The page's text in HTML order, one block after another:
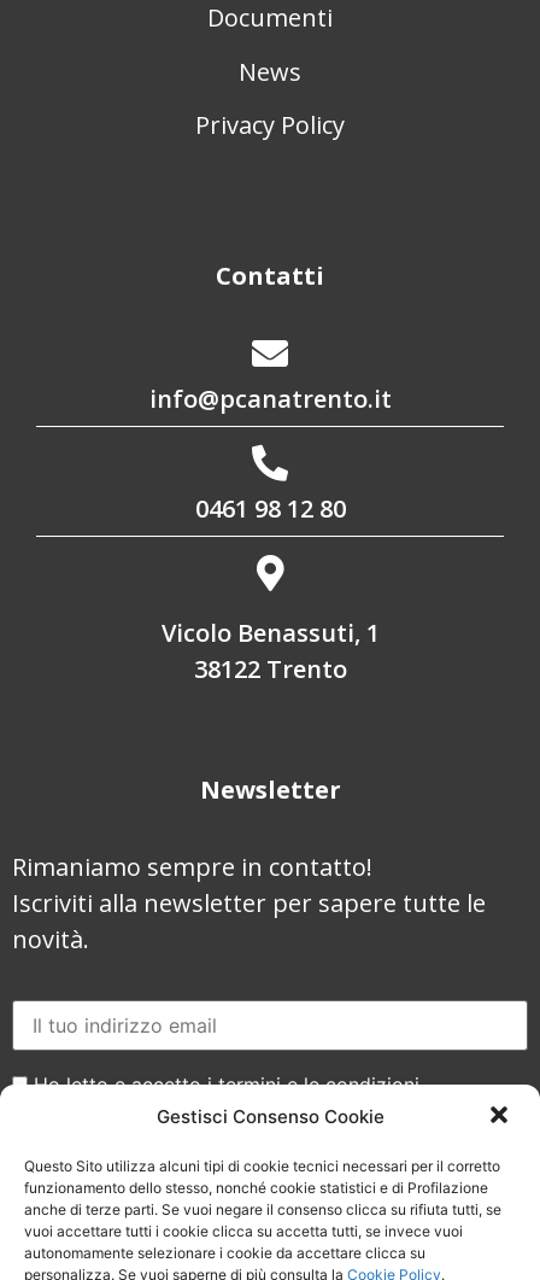
Gestisci Consenso Cookie
Questo Sito utilizza alcuni tipi di cookie tecnici necessari per il corretto
funzionamento dello stesso, nonché cookie statistici e di Profilazione
anche di terze parti. Se vuoi negare il consenso clicca su rifiuta tutti, se
vuoi accettare tutti i cookie clicca su accetta tutti, se invece vuoi
autonomamente selezionare i cookie da accettare clicca su
personalizza. Se vuoi saperne di più consulta la Cookie Policy.
Documenti
News
Privacy Policy
Contatti
info@pcanatrento.it
0461 98 12 80
Vicolo Benassuti, 1
38122 Trento
Newsletter
Rimaniamo sempre in contatto!
Iscriviti alla newsletter per sapere tutte le
novità.
Ho letto e accetto i termini e le condizioni
Seguici sui social